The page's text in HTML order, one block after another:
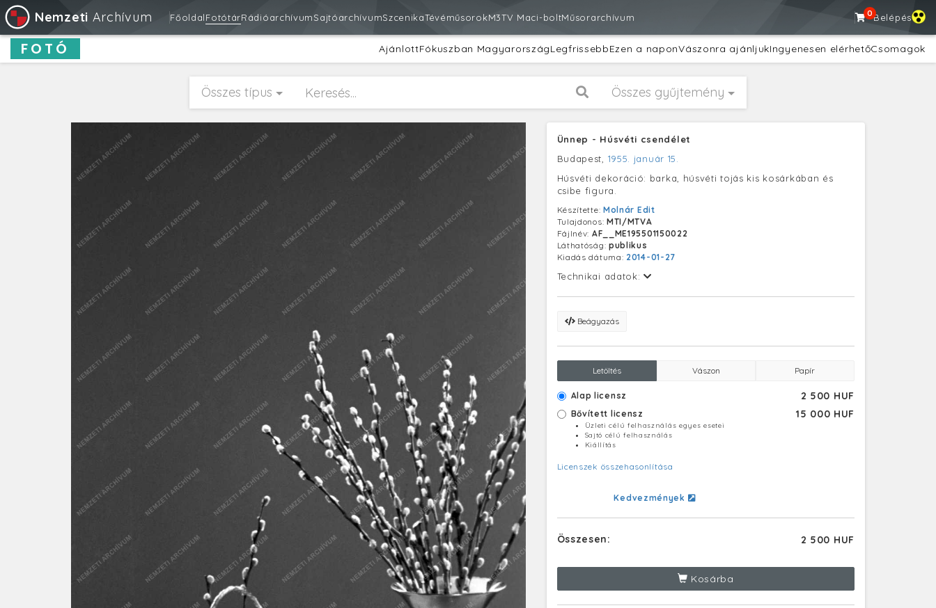
Nemzeti Archívum FőoldalFotótárRádióarchívumSajtóarchívumSzcenikaTévéműsorokM3TV Maci-boltMűsorarchívum 0Belépés
FOTÓ AjánlottFókuszban MagyarországLegfrissebbEzen a naponVászonra ajánljukIngyenesen elérhetőCsomagok
Összes típus Összes gyűjtemény
Ünnep - Húsvéti csendélet
Budapest, 1955. január 15.
Húsvéti dekoráció: barka, húsvéti tojás kis kosárkában és
csibe figura.
Készítette: Molnár Edit
Tulajdonos: MTI/MTVA
Fájlnév: AF__ME195501150022
Láthatóság: publikus
Kiadás dátuma: 2014-01-27
Technikai adatok:
Beágyazás
Letöltés Vászon Papír
Alap licensz 2 500 HUF
Bővített licensz 15 000 HUF
Üzleti célú felhasználás egyes esetei
Sajtó célú felhasználás
Kiállítás
Licenszek összehasonlítása
Kedvezmények
Összesen: 2 500 HUF
Kosárba